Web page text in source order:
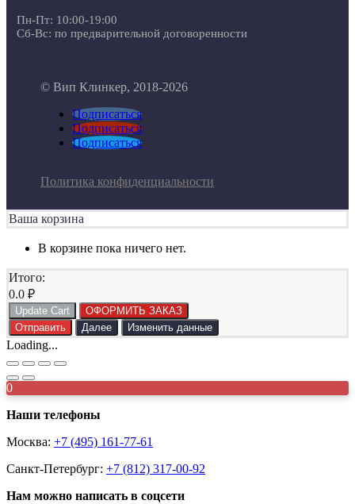
Пн-Пт: 10:00-19:00
Сб-Вс: по предварительной договоренности
© Вип Клинкер, 2018-2026
Подписаться
Подписаться
Подписаться
Политика конфиденциальности
Ваша корзина
В корзине пока ничего нет.
Итого:
0.0 ₽
Update Cart
ОФОРМИТЬ ЗАКАЗ
Отправить
Далее Изменить данные
Loading...
0
Наши телефоны
Москва: +7 (495) 161-77-61
Санкт-Петербург: +7 (812) 317-00-92
Нам можно написать в соцсети